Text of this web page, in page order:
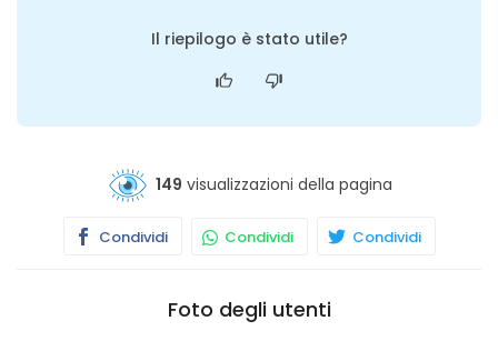
Il riepilogo è stato utile?
149 visualizzazioni della pagina
Condividi Condividi Condividi
Foto degli utenti